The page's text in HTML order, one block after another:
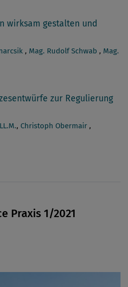
wirksam gestalten und
, Mag. Rudolf Schwab , Mag.
zur Regulierung
, Christoph Obermair ,
Praxis 1/2021